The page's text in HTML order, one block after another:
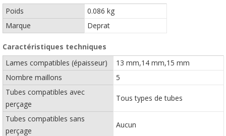
Poids
0.086 kg
Marque
Deprat
Caractéristiques techniques
Lames compatibles (épaisseur)
13 mm,14 mm,15 mm
Nombre maillons
5
Tubes compatibles avec
perçage
Tous types de tubes
Tubes compatibles sans
perçage
Aucun